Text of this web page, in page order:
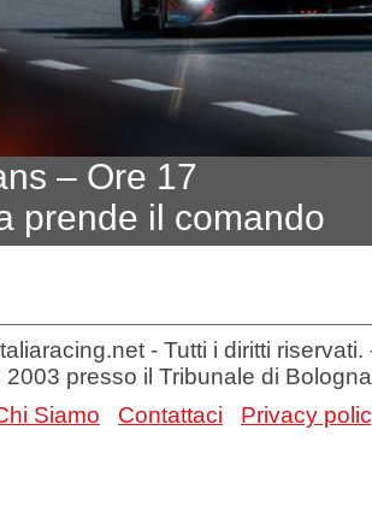
– Ore 17
prende il comando
- Tutti i diritti
2003 presso il Tribunale di Bologna
Siamo Contattaci Privacy